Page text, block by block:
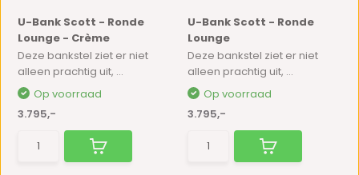
U-Bank Scott - Ronde
Lounge - Crème
Deze bankstel ziet er niet
alleen prachtig uit, ...
Op voorraad
3.795,-
U-Bank Scott - Ronde
Lounge
Deze bankstel ziet er niet
alleen prachtig uit, ...
Op voorraad
3.795,-